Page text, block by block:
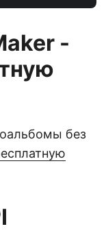
-
без